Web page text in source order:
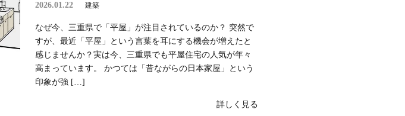
2026.01.22 建築
なぜ今、三重県で「平屋」が注目されているのか？ 突然で
すが、最近「平屋」という言葉を耳にする機会が増えたと
感じませんか？実は今、三重県でも平屋住宅の人気が年々
高まっています。 かつては「昔ながらの日本家屋」という
印象が強 […]
詳しく見る